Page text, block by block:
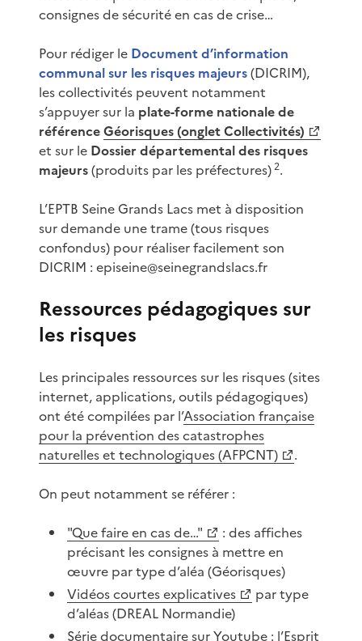
consignes de sécurité en cas de crise…
Pour rédiger le Document d’information
communal sur les risques majeurs(DICRIM),
les collectivités peuvent notamment
s’appuyer sur la plate-forme nationale de
référenceGéorisques (onglet Collectivités)
et sur le Dossier départemental des risques
majeurs(produits par les préfectures)2.
L’EPTB Seine Grands Lacs met à disposition
sur demande une trame (tous risques
confondus) pour réaliser facilement son
DICRIM : episeine@seinegrandslacs.fr
Ressources pédagogiques sur
les risques
Les principales ressources sur les risques (sites
internet, applications, outils pédagogiques)
ont été compilées par l’Association française
pour la prévention des catastrophes
naturelles et technologiques (AFPCNT)
.
On peut notamment se référer :
"Que faire en cas de…"
: des affiches
précisant les consignes à mettre en
œuvre par type d’aléa (Géorisques)
Vidéos courtes explicatives
par type
d’aléas (DREAL Normandie)
Série documentaire sur Youtube : l’Esprit